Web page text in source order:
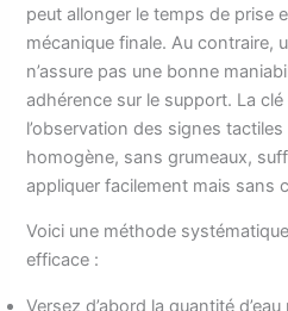
peut allonger le temps de prise
mécanique finale. Au contraire,
n’assure pas une bonne
adhérence sur le support. La
l’observation des signes
homogène, sans grumeaux,
appliquer facilement mais sans
Voici une méthode
efficace :
Versez d’abord la quantité